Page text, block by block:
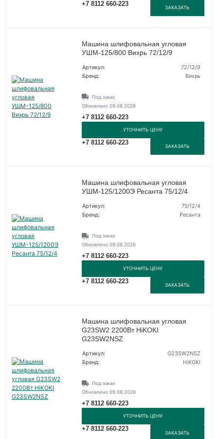
+7 8112 660-223
ЗАКАЗАТЬ
Машина шлифовальная угловая
УШМ-125/800 Вихрь 72/12/9
Артикул:
72/12/9
Бренд:
Вихрь
Под заказ
Обновлено 09.08.2026
+7 8112 660-223
УТОЧНИТЬ ЦЕНУ
+7 8112 660-223
ЗАКАЗАТЬ
Машина шлифовальная угловая
УШМ-125/1200Э Ресанта 75/12/4
Артикул:
75/12/4
Бренд:
Ресанта
Под заказ
Обновлено 09.08.2026
+7 8112 660-223
УТОЧНИТЬ ЦЕНУ
+7 8112 660-223
ЗАКАЗАТЬ
Машина шлифовальная угловая
G23SW2 2200Вт HiKOKI
G23SW2NSZ
Артикул:
G23SW2NSZ
Бренд:
HiKOKI
Под заказ
Обновлено 09.08.2026
+7 8112 660-223
УТОЧНИТЬ ЦЕНУ
+7 8112 660-223
ЗАКАЗАТЬ